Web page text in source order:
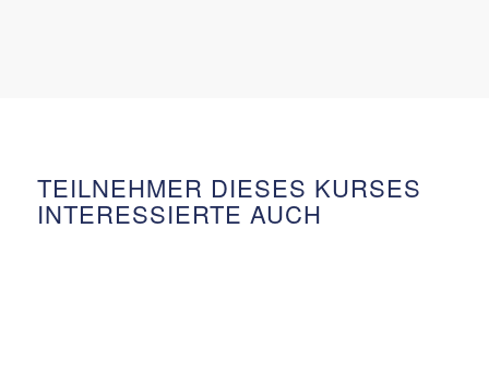
TEILNEHMER DIESES KURSES
INTERESSIERTE AUCH